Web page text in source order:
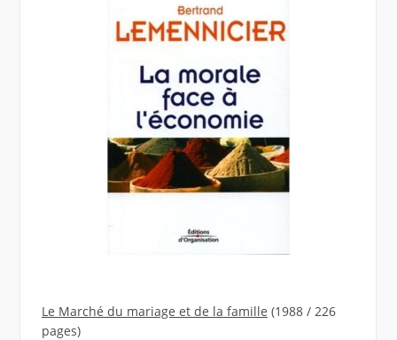
Le Marché du mariage et de la famille (1988 / 226
pages)